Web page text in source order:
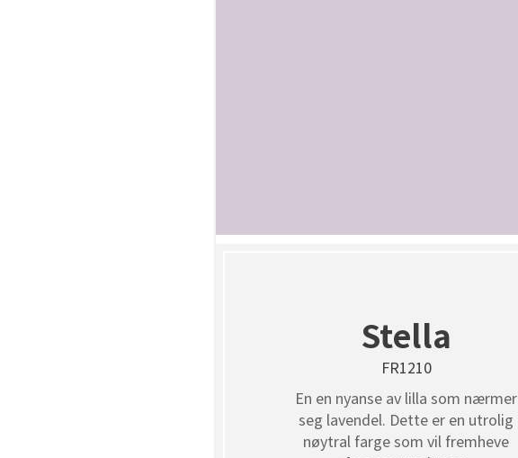
Stella
FR1210
En en nyanse av lilla som nærmer
seg lavendel. Dette er en utrolig
nøytral farge som vil fremheve